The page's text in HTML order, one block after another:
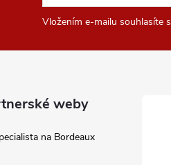
Vložením e-mailu souhlasíte s
weby
na Bordeaux